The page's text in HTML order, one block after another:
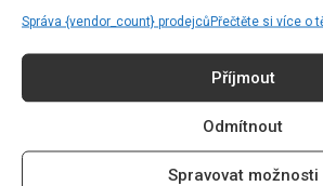
Správa {vendor_count} prodejcůPřečtěte si více o
Příjmout
Odmítnout
Spravovat možnosti
Zásadami